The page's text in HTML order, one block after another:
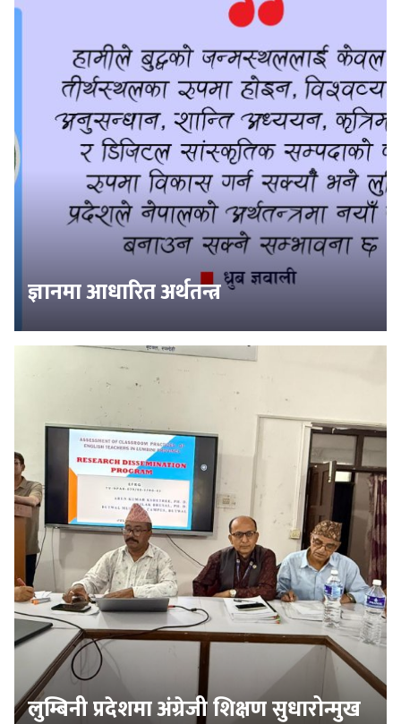
ज्ञानमा आधारित अर्थतन्त्र
लुम्बिनी प्रदेशमा अंग्रेजी शिक्षण सुधारोन्मुख